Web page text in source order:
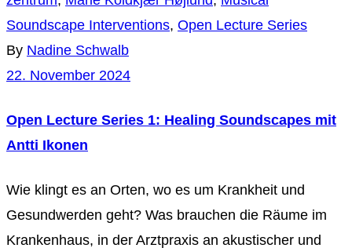
Soundscape Interventions, Open Lecture Series
By Nadine Schwalb
22. November 2024
Open Lecture Series 1: Healing Soundscapes mit
Antti Ikonen
Wie klingt es an Orten, wo es um Krankheit und
Gesundwerden geht? Was brauchen die Räume im
Krankenhaus, in der Arztpraxis an akustischer und